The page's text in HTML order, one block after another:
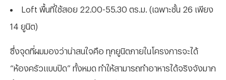
Loft พื้นที่ใช้สอย 22.00-55.30 ตร.ม. (เฉพาะชั้น 26 เพียง
14 ยูนิต)
ซึ่งจุดที่ผมมองว่าน่าสนใจคือ ทุกยูนิตภายในโครงการจะได้
“ห้องครัวแบบปิด” ทั้งหมด ทำให้สามารถทำอาหารได้จริงจังมาก